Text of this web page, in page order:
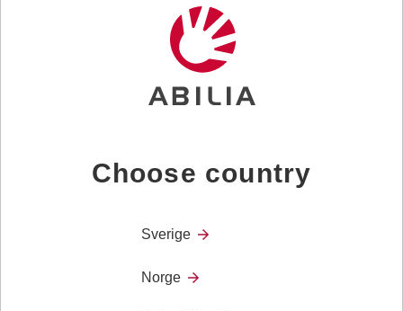
MEMOplanner är ett
kognitionshjälpmedel som
arbetsterapeut. Det är en
Webinar Komp Pro
social isolering,
Choose country
Sverige
Norge